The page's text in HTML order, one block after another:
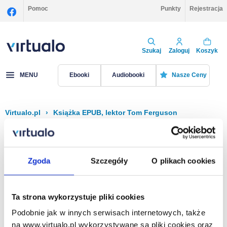
Zgoda Szczegóły O plikach cookies
Ta strona wykorzystuje pliki cookies
Podobnie jak w innych serwisach internetowych, także
na www.virtualo.pl wykorzystywane są pliki cookies oraz
Pomoc Punkty Rejestracja
Szukaj Zaloguj Koszyk
MENU Ebooki Audiobooki Nasze Ceny
Virtualo.pl › Książka EPUB, lektor Tom Ferguson
Filtruj Sortuj
Na stronie